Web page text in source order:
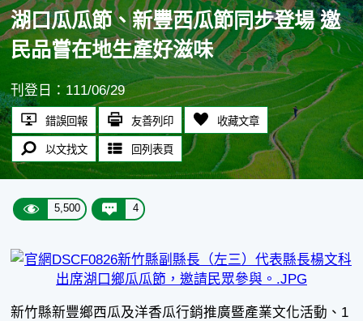
湖口瓜瓜節、新豐西瓜節同步登場 邀
民品嘗在地生產好滋味
刊登日：111/06/29
錯誤回報 友善列印 收藏文章
以文找文 回列表頁
5,500 4
新竹縣新豐鄉西瓜及洋香瓜行銷推廣暨產業文化活動、1